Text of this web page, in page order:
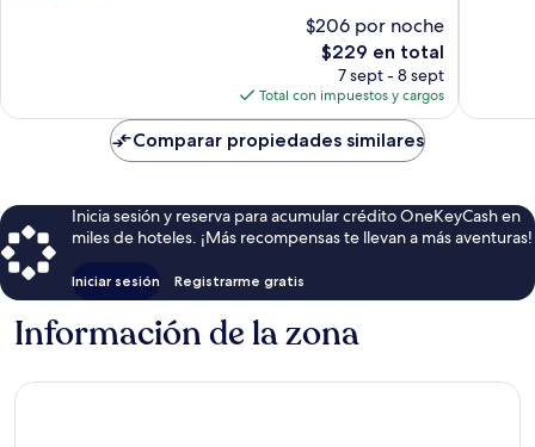
$206 por noche
El
precio
actual
es
de
$229
$229 en total
7 sept - 8 sept
Total con impuestos y cargos
Comparar propiedades similares
Inicia sesión y reserva para acumular crédito OneKeyCash en
miles de hoteles. ¡Más recompensas te llevan a más aventuras!
Iniciar sesión Registrarme gratis
Información de la zona